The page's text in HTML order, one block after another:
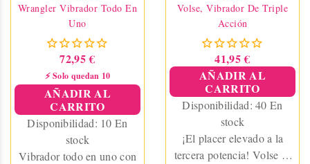
Wrangler Vibrador Todo En
Uno
72,95 €
⚡ Solo quedan 10
AÑADIR AL
CARRITO
Disponibilidad: 10 En
stock
Vibrador todo en uno con
Volse, Vibrador De Triple
Acción
41,95 €
AÑADIR AL
CARRITO
Disponibilidad:40 En
stock
¡El placer elevado a la
tercera potencia! Volse es